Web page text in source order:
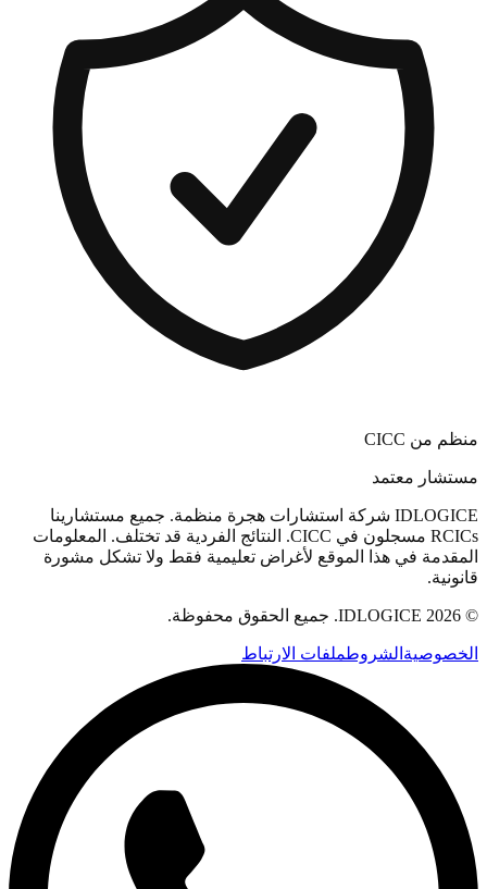
منظم من CICC
مستشار معتمد
IDLOGICE شركة استشارات هجرة منظمة. جميع مستشارينا
RCICs مسجلون في CICC. النتائج الفردية قد تختلف. المعلومات
المقدمة في هذا الموقع لأغراض تعليمية فقط ولا تشكل مشورة
قانونية.
© 2026 IDLOGICE. جميع الحقوق محفوظة.
الخصوصية الشروطملفات الارتباط